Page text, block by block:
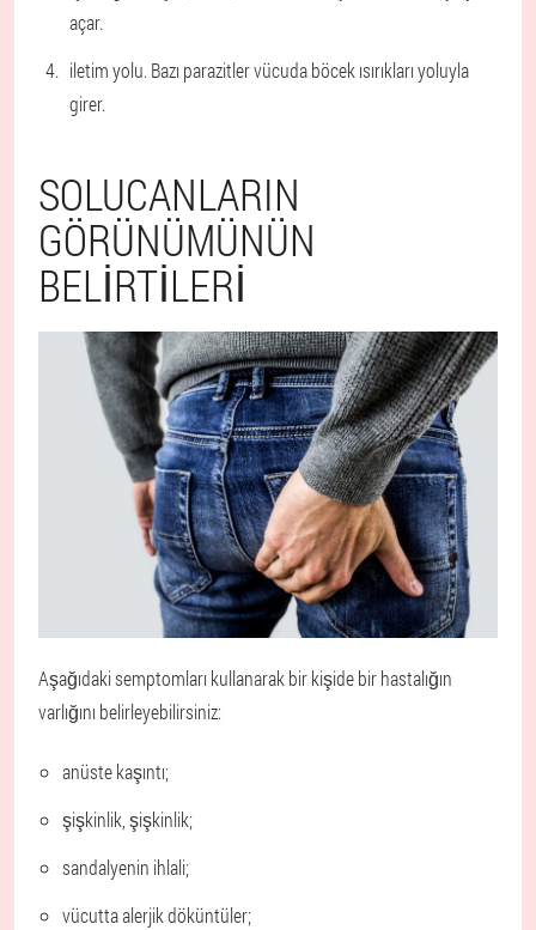
açar.
iletim yolu. Bazı parazitler vücuda böcek ısırıkları yoluyla
girer.
SOLUCANLARIN
GÖRÜNÜMÜNÜN
BELIRTILERI
Aşağıdaki semptomları kullanarak bir kişide bir hastalığın
varlığını belirleyebilirsiniz:
anüste kaşıntı;
şişkinlik, şişkinlik;
sandalyenin ihlali;
vücutta alerjik döküntüler;